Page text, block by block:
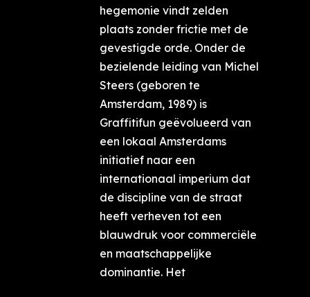
hegemonie vindt zelden
plaats zonder frictie met de
gevestigde orde. Onder de
bezielende leiding van Michel
Steers (geboren te
Amsterdam, 1989) is
Graffitifun geëvolueerd van
een lokaal Amsterdams
initiatief naar een
internationaal imperium dat
de discipline van de straat
heeft verheven tot een
blauwdruk voor commerciële
en maatschappelijke
dominantie. Het